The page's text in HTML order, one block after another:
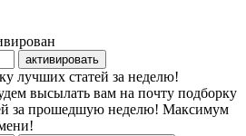
активировать
лучших статей за неделю!
высылать вам на почту подборку
за прошедшую неделю! Максимум